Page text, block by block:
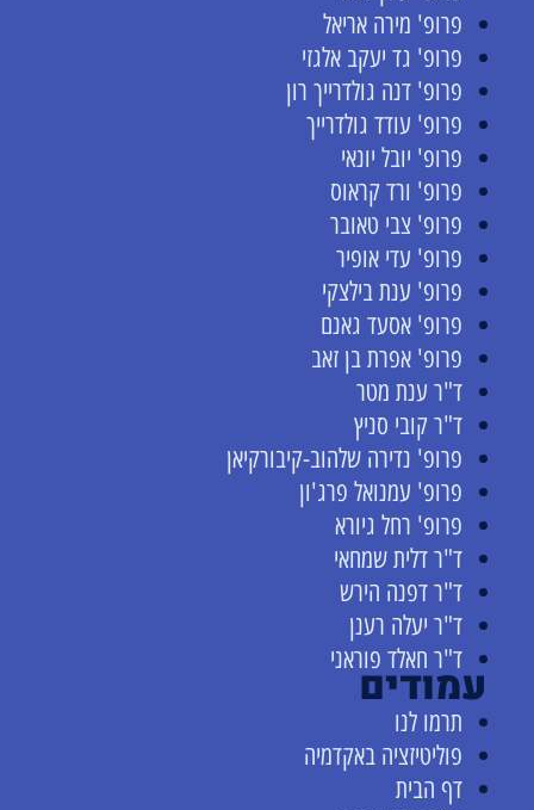
פרופ' מירה אריאל
פרופ' גד יעקב אלגזי
פרופ' דנה גולדרייך רון
פרופ' עודד גולדרייך
פרופ' יובל יונאי
פרופ' ורד קראוס
פרופ' צבי טאובר
פרופ' עדי אופיר
פרופ' ענת בילצקי
פרופ' אסעד גאנם
פרופ' אפרת בן זאב
ד"ר ענת מטר
ד"ר קובי סניץ
פרופ' נדירה שלהוב-קיבורקיאן
פרופ' עמנואל פרג'ון
פרופ' רחל גיורא
ד"ר דלית שמחאי
ד"ר דפנה הירש
ד"ר יעלה רענן
ד"ר חאלד פוראני
עמודים
תרמו לנו
פוליטיזציה באקדמיה
דף הבית